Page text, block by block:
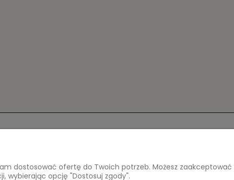
Polityka prywatności
Kontakt i
dostosować ofertę do Twoich potrzeb. Możesz zaakceptować
wybierając opcję "Dostosuj zgody".